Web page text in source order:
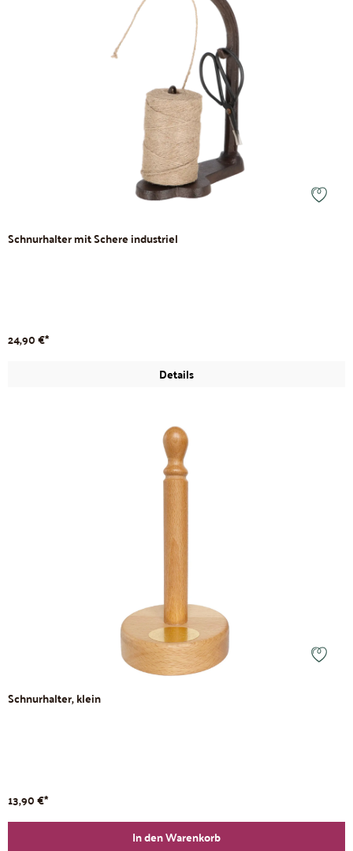
Schnurhalter mit Schere industriel
24,90 €*
Details
Schnurhalter, klein
13,90 €*
In den Warenkorb